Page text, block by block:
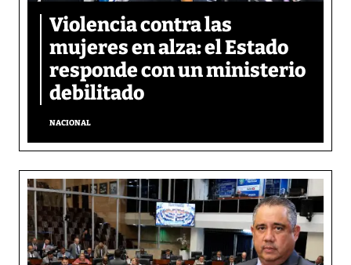
Violencia contra las
mujeres en alza: el Estado
responde con un ministerio
debilitado
NACIONAL